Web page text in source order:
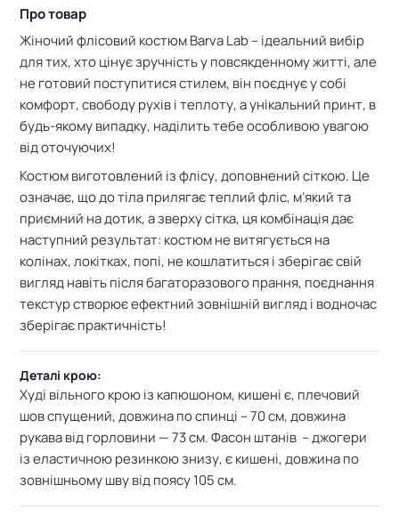
Про товар
Жіночий флісовий костюм Barva Lab – ідеальний вибір
для тих, хто цінує зручність у повсякденному житті, але
не готовий поступитися стилем, він поєднує у собі
комфорт, свободу рухів і теплоту, а унікальний принт, в
будь-якому випадку, наділить тебе особливою увагою
від оточуючих!
Костюм виготовлений із флісу, доповнений сіткою. Це
означає, щодо тіла прилягає теплий фліс, м’який та
приємний на дотик, а зверху сітка, ця комбінація дає
наступний результат: костюм не витягується на
колінах, локітках, попі, не кошлатиться і зберігає свій
вигляд навіть після багаторазового прання, поєднання
текстур створює ефектний зовнішній вигляд і водночас
зберігає практичність!
Деталі крою:
Худі вільного крою із капюшоном, кишені є, плечовий
шов спущений, довжина по спинці – 70 см,довжина
рукава від горловини — 73 см. Фасон штанів – джогери
із еластичною резинкою знизу, є кишені, довжина по
зовнішньому шву від поясу 105 см.